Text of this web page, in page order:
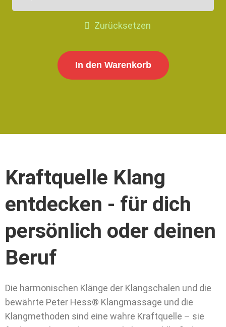
Zurücksetzen
In den Warenkorb
Kraftquelle Klang
entdecken - für dich
persönlich oder deinen
Beruf
Die harmonischen Klänge der Klangschalen und die
bewährte Peter Hess® Klangmassage und die
Klangmethoden sind eine wahre Kraftquelle – sie